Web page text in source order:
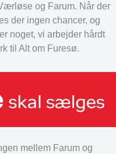
og Farum. Når der
der ingen chancer, og
noget, vi arbejder hårdt
til Alt om Furesø.
mellem Farum og